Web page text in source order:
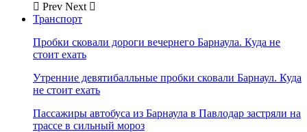
Prev Next
Транспорт
Пробки сковали дороги вечернего Барнаула. Куда не
стоит ехать
Утренние девятибалльные пробки сковали Барнаул. Куда
не стоит ехать
Пассажиры автобуса из Барнаула в Павлодар застряли на
трассе в сильный мороз